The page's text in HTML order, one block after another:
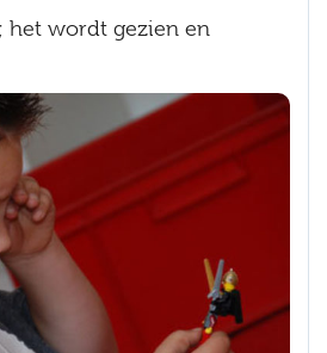
het wordt gezien en